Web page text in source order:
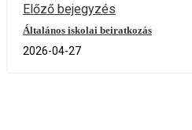
Előző bejegyzés
Általános iskolai beiratkozás
2026-04-27